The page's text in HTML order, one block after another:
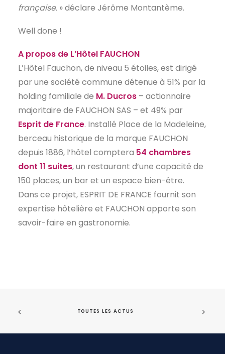
française. » déclare Jérôme Montantème.
Well done !
A propos de L’Hôtel FAUCHON
L’Hôtel Fauchon, de niveau 5 étoiles, est dirigé
par une société commune détenue à 51% par la
holding familiale de M. Ducros – actionnaire
majoritaire de FAUCHON SAS – et 49% par
Esprit de France. Installé Place de la Madeleine,
berceau historique de la marque FAUCHON
depuis 1886, l’hôtel comptera 54 chambres
dont 11 suites, un restaurant d’une capacité de
150 places, un bar et un espace bien-être.
Dans ce projet, ESPRIT DE FRANCE fournit son
expertise hôtelière et FAUCHON apporte son
savoir-faire en gastronomie.
TOUTES LES ACTUS